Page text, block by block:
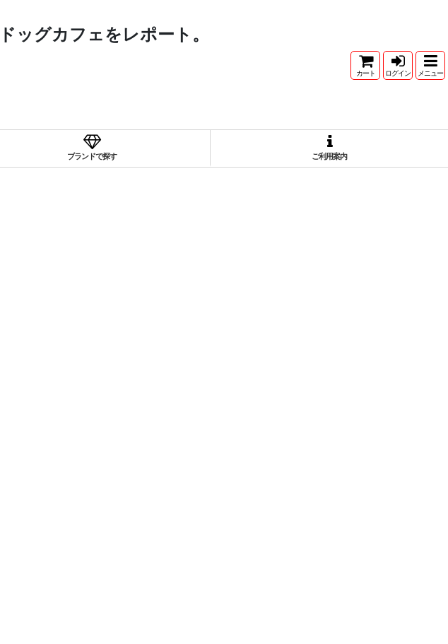
ッグカフェをレポート。
カート ログイン メニュー
ブランドで探す ご利用案内